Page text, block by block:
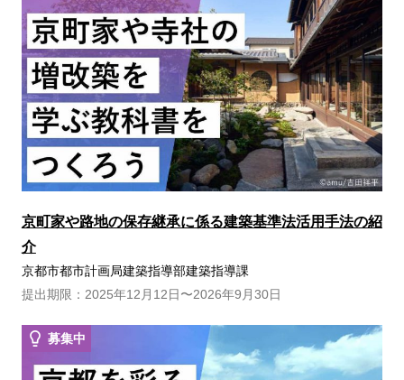
京町家や路地の保存継承に係る建築基準法活用手法の紹
介
京都市都市計画局建築指導部建築指導課
提出期限：2025年12月12日〜2026年9月30日
募集中